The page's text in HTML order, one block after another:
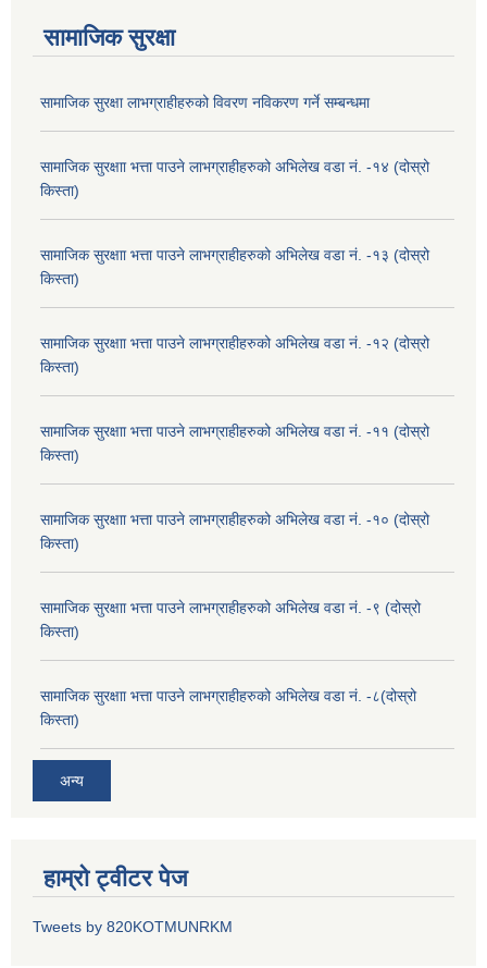
सामाजिक सुरक्षा
सामाजिक सुरक्षा लाभग्राहीहरुको विवरण नविकरण गर्ने सम्बन्धमा
सामाजिक सुरक्षाा भत्ता पाउने लाभग्राहीहरुको अभिलेख वडा नं. -१४ (दोस्रो
किस्ता)
सामाजिक सुरक्षाा भत्ता पाउने लाभग्राहीहरुको अभिलेख वडा नं. -१३ (दोस्रो
किस्ता)
सामाजिक सुरक्षाा भत्ता पाउने लाभग्राहीहरुको अभिलेख वडा नं. -१२ (दोस्रो
किस्ता)
सामाजिक सुरक्षाा भत्ता पाउने लाभग्राहीहरुको अभिलेख वडा नं. -११ (दोस्रो
किस्ता)
सामाजिक सुरक्षाा भत्ता पाउने लाभग्राहीहरुको अभिलेख वडा नं. -१० (दोस्रो
किस्ता)
सामाजिक सुरक्षाा भत्ता पाउने लाभग्राहीहरुको अभिलेख वडा नं. -९ (दोस्रो
किस्ता)
सामाजिक सुरक्षाा भत्ता पाउने लाभग्राहीहरुको अभिलेख वडा नं. -८(दोस्रो
किस्ता)
अन्य
हाम्रो ट्वीटर पेज
Tweets by 820KOTMUNRKM